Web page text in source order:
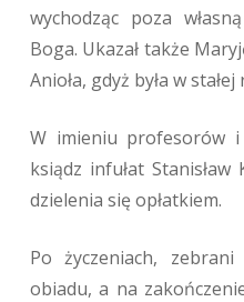
wychodząc poza
Boga. Ukazał także
Anioła, gdyż była w
W imieniu profesorów i
ksiądz infułat Stanisław
dzielenia się opłatkiem.
Po życzeniach,
obiadu, a na